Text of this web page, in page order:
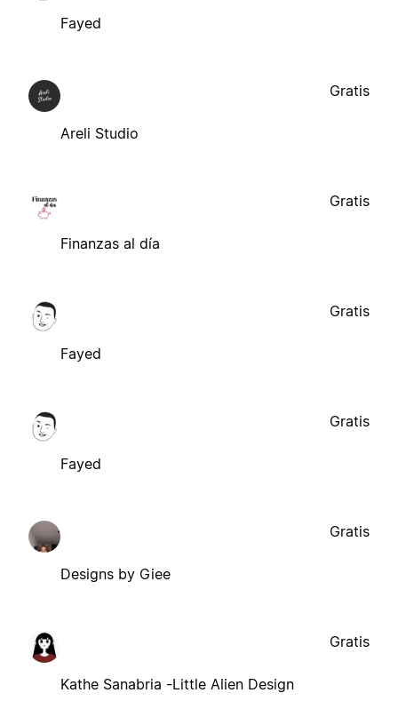
Fayed
Areli Studio
Gratis
Finanzas al día
Gratis
Fayed
Gratis
Fayed
Gratis
Designs by Giee
Gratis
Kathe Sanabria -Little Alien Design
Gratis